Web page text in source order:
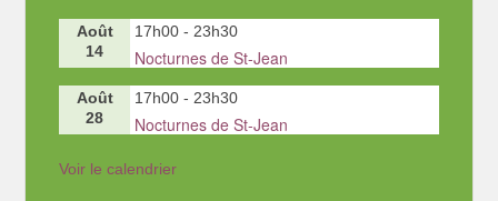
Août
14
17h00 -23h30
Nocturnes de St-Jean
Août
28
17h00 -23h30
Nocturnes de St-Jean
Voir le calendrier